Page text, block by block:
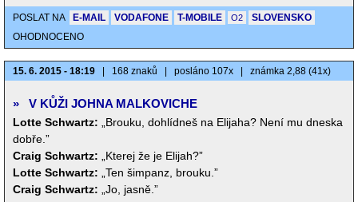
POSLAT NA E-MAIL VODAFONE T-MOBILE O2
SLOVENSKO
OHODNOCENO
15. 6. 2015 - 18:19 168 znaků posláno 107x známka 2,88 (41x)
» V KŮŽI JOHNA MALKOVICHE
Lotte Schwartz:
„Brouku, dohlídneš na Elijaha? Není mu dneska
dobře.”
Craig Schwartz:
„Kterej že je Elijah?”
Lotte Schwartz:
„Ten šimpanz, brouku.”
Craig Schwartz:
„Jo, jasně.”